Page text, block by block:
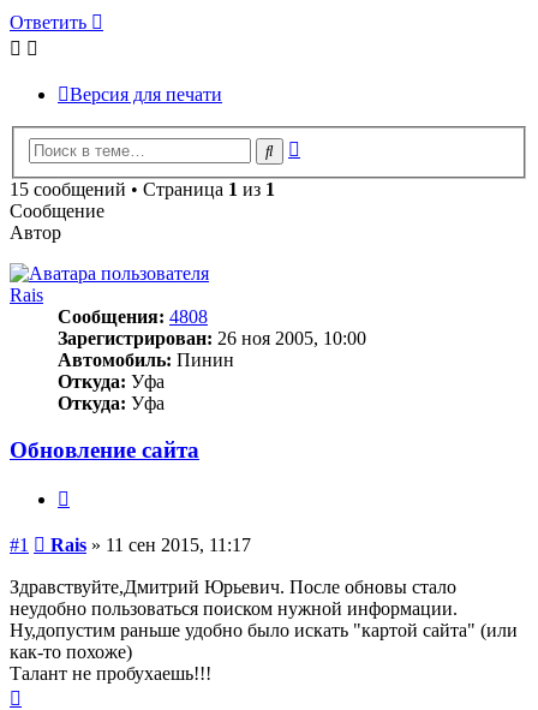
Ответить
Версия для печати
Поиск
15 сообщений • Страница 1 из 1
Сообщение
Автор
Rais
Сообщения: 4808
Зарегистрирован: 26 ноя 2005, 10:00
Автомобиль: Пинин
Откуда: Уфа
Откуда: Уфа
Обновление сайта
#1 Сообщение
Rais » 11 сен 2015, 11:17
Здравствуйте,Дмитрий Юрьевич. После обновы стало
неудобно пользоваться поиском нужной информации.
Ну,допустим раньше удобно было искать "картой сайта" (или
как-то похоже)
Талант не пробухаешь!!!